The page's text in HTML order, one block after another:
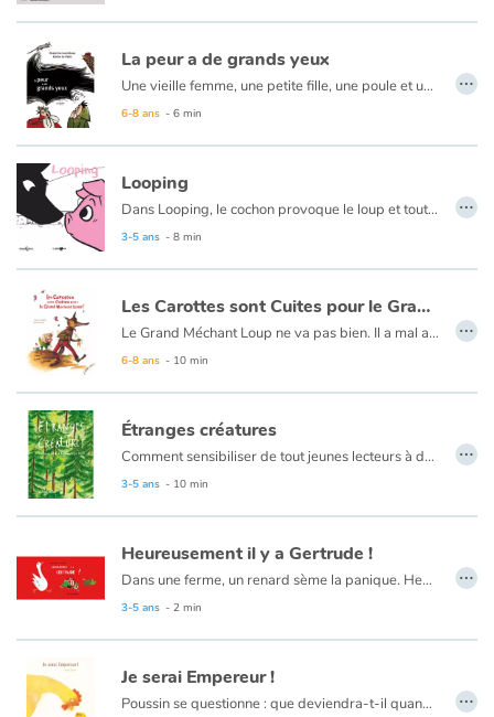
La peur a de grands yeux
Une vieille femme, une petite fille, une poule et une souris ont pour habitude d’aller puiser de l’eau chaque jour. Chaque jour, elles passent devant un verger, un seau à la main. Mais un jour, en chemin, la chute d’une pomme va déclencher la stupeur et l’affolement… Un conte où l’on peut mesurer combien, sous l’emprise de la peur, l’imagination est fertile. Drôle !
6-8 ans - 6 min
…
Looping
Dans Looping, le cochon provoque le loup et tout se retrouve sens dessus dessous !
3-5 ans - 8 min
…
Les Carottes sont Cuites pour le Grand Méchant Loup !
Le Grand Méchant Loup ne va pas bien. Il a mal au dos, aux pattes, au museau, aux dents… Depuis combien de temps n’a-t-il pas attrapé de mignons et tendres petits enfants ?
6-8 ans - 10 min
…
Étranges créatures
Comment sensibiliser de tout jeunes lecteurs à des questions importantes du monde actuel sans faire de discours ni développer des explications? Tel est le défi que relève magnifiquement ce livre pour les enfants grâce à un graphisme et un scénario vivants, simples, efficaces.
3-5 ans - 10 min
…
Heureusement il y a Gertrude !
Dans une ferme, un renard sème la panique. Heureusement il y a Gertrude !
3-5 ans - 2 min
…
Je serai Empereur !
Poussin se questionne : que deviendra-t-il quand il sera grand ? La réponse de maman poule ne le satisfait pas. C'est décidé : il sera empereur ! Et voilà le lecteur embarqué dans une randonnée à la rencontre des animaux de la ferme. Chacun y va de sa requête. Poussin réussira-t-il à mettre tout le monde d'accord ? L'habit n'est-il pas trop grand pour un si petit poussin ? …